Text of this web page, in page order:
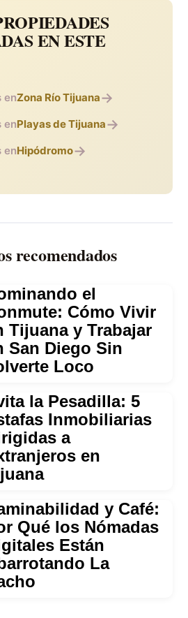
EN ESTE
enZona Río Tijuana→
enPlayas de Tijuana→
enHipódromo→
recomendados
el
Cómo Vivir
Tijuana y Trabajar
San Diego Sin
Loco
la Pesadilla: 5
Inmobiliarias
a
en
y Café:
Qué los Nómadas
Están
La